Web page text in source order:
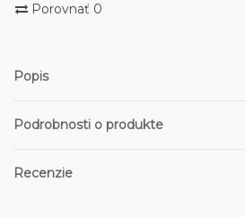
Porovnať 0
Popis
Podrobnosti o produkte
Recenzie